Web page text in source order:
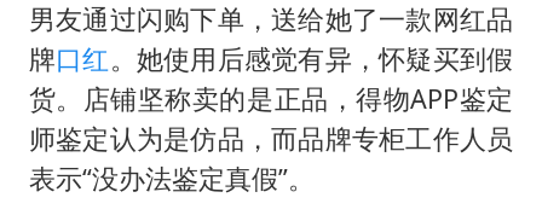
韩军前线部队连曝丑闻
云南一男子胃中取出180颗铁钉
曹颖儿子首次演长剧
男友通过闪购下单，送给她了一款网红品
牌口红。她使用后感觉有异，怀疑买到假
货。店铺坚称卖的是正品，得物APP鉴定
师鉴定认为是仿品，而品牌专柜工作人员
表示“没办法鉴定真假”。